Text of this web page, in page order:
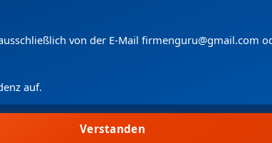
Wir verwenden Cookies.
Allen zustimmen
von der E-Mail firmenguru@gmail.com
auf.
Verstanden